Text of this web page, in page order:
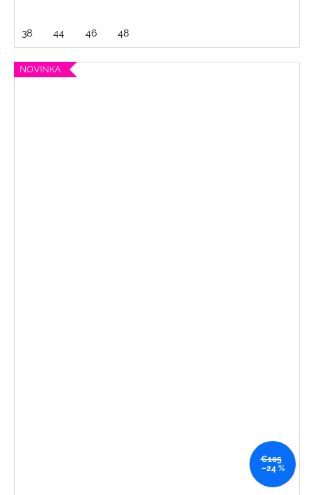
38 44 46 48
NOVINKA
€105
–24 %